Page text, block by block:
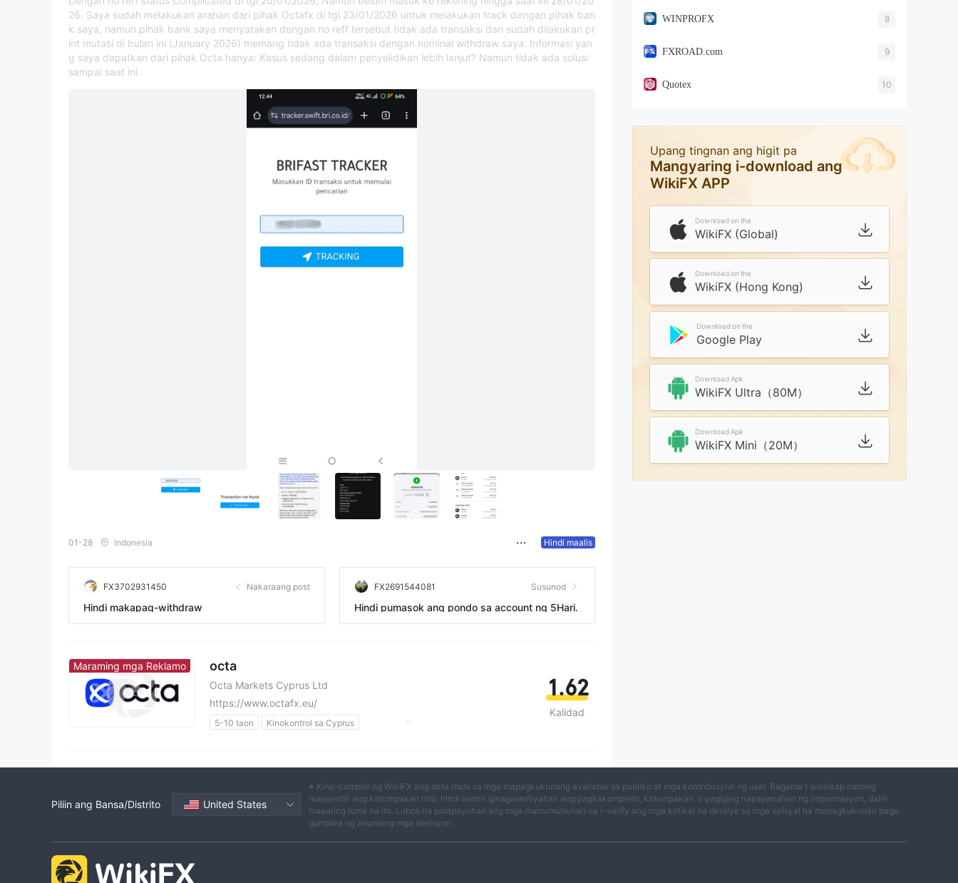
26. Saya sudah melakukan arahan dari pihak Octafx di tgl 23/01/2026 untuk melakukan track dengan pihak ban
k saya, namun pihak bank saya menyatakan dengan no reff tersebut tidak ada transaksi dan sudah dilakukan pr
int mutasi di bulan ini (January 2026) memang tidak ada transaksi dengan nominal withdraw saya. Informasi yan
g saya dapatkan dari pihak Octa hanya: Kasus sedang dalam penyelidikan lebih lanjut? Namun tidak ada solusi
sampai saat ini.
01-28 Indonesia Hindi maalis
FX3702931450 Nakaraang post
Hindi makapag-withdraw
FX2691544081 Susunod
Hindi pumasok ang pondo sa account ng 5Hari.
Maraming mga Reklamo octa
Octa Markets Cyprus Ltd
https://www.octafx.eu/
5-10 taon
Kinokontrol sa Cyprus
Mga Broker ng Panrehiyon
Mataas na potensyal na peligro
1.62
Kalidad
WINPROFX 8
FXROAD.com 9
Quotex 10
Upang tingnan ang higit pa
Mangyaring i-download ang
WikiFX APP
Download on the
WikiFX (Global)
Download on the
WikiFX (Hong Kong)
Download on the
Google Play
Download Apk
WikiFX Ultra（80M）
Download Apk
WikiFX Mini（20M）
Piliin ang Bansa/Distrito United States
※ Kino-compile ng WikiFX ang data mula sa mga mapagkukunang available sa publiko at mga kontribusyon ng user. Bagama't sinisikap naming
mapanatili ang katumpakan nito, hindi namin ginagarantiyahan ang pagkakumpleto, katumpakan, o pagiging napapanahon ng impormasyon, dahil
maaaring luma na ito. Lubos na pinapayuhan ang mga mamumuhunan na i-verify ang mga kritikal na detalye sa mga opisyal na mapagkukunan bago
gumawa ng anumang mga desisyon.